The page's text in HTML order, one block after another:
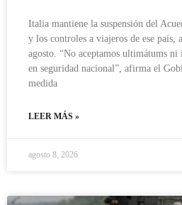
Italia mantiene la suspensión del
y los controles a viajeros de ese país,
agosto. “No aceptamos ultimátums ni
en seguridad nacional”, afirma el
medida
LEER MÁS »
agosto 8, 2026